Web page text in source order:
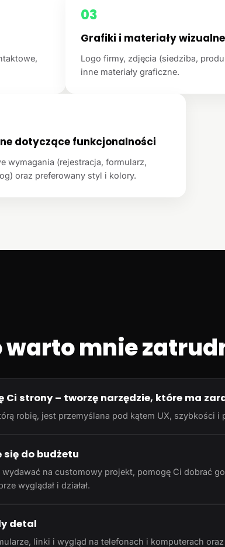
03
Grafiki i materiały wizualne
Logo firmy, zdjęcia (siedziba,
inne materiały graficzne.
dotyczące funkcjonalności
wymagania (rejestracja, formularz,
oraz preferowany styl i kolory.
warto mnie
Ci strony – tworzę narzędzie, które ma
robię, jest przemyślana pod kątem UX, szybkości i
się do budżetu
na customowy projekt, pomogę Ci dobrać
wyglądał i działał.
detal
linki i wygląd na telefonach i komputerach